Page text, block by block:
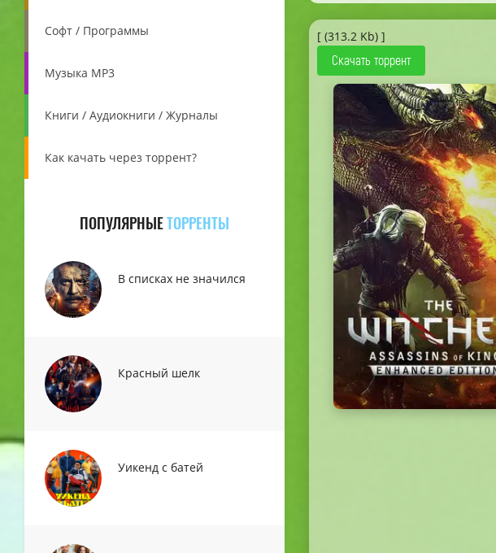
Софт / Программы
Музыка MP3
Книги / Аудиокниги / Журналы
Как качать через торрент?
ПОПУЛЯРНЫЕТОРРЕНТЫ
В списках не значился
Красный шелк
Уикенд с батей
[ (313.2 Kb) ]
Скачать торрент